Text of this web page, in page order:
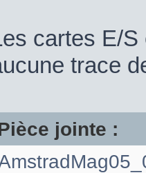
cartes E/
trace
jointe :